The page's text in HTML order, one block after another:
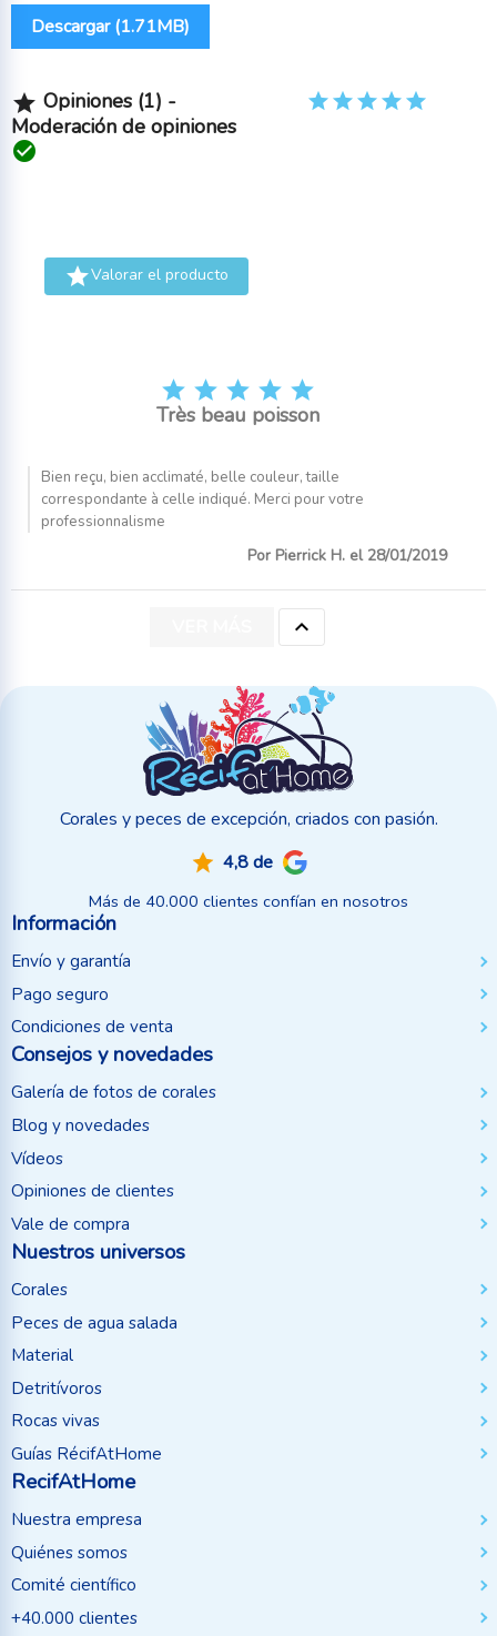
Descargar (1.71MB)
 Opiniones (1) -
Moderación de opiniones

Valorar el producto
    
Très beau poisson
Bien reçu, bien acclimaté, belle couleur, taille
correspondante à celle indiqué. Merci pour votre
professionnalisme
Por Pierrick H. el 28/01/2019

Corales y peces de excepción, criados con pasión.
4,8 de
Más de 40.000 clientes confían en nosotros
Información
Envío y garantía
Pago seguro
Condiciones de venta
Consejos y novedades
Galería de fotos de corales
Blog y novedades
Vídeos
Opiniones de clientes
Vale de compra
Nuestros universos
Corales
Peces de agua salada
Material
Detritívoros
Rocas vivas
Guías RécifAtHome
RecifAtHome
Nuestra empresa
Quiénes somos
Comité científico
+40.000 clientes